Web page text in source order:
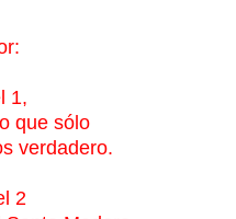
1,
que sólo
verdadero.
2